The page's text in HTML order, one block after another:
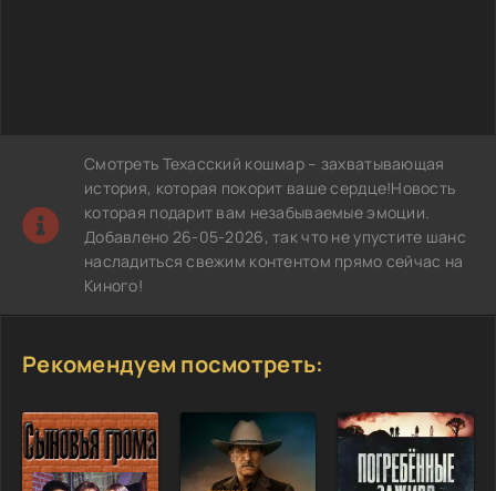
Смотреть Техасский кошмар – захватывающая
история, которая покорит ваше сердце!Новость
которая подарит вам незабываемые эмоции.
Добавлено 26-05-2026, так что не упустите шанс
насладиться свежим контентом прямо сейчас на
Киного!
Рекомендуем посмотреть: